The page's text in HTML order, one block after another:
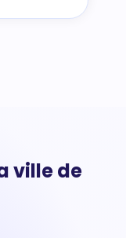
ville de